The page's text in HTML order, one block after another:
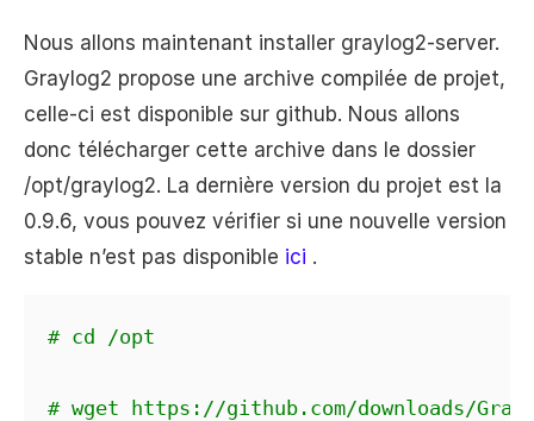
Nous allons maintenant installer graylog2-server.
Graylog2 propose une archive compilée de projet,
celle-ci est disponible sur github. Nous allons
donc télécharger cette archive dans le dossier
/opt/graylog2. La dernière version du projet est la
0.9.6, vous pouvez vérifier si une nouvelle version
stable n’est pas disponible ici .
# cd /opt
# wget https://github.com/downloads/